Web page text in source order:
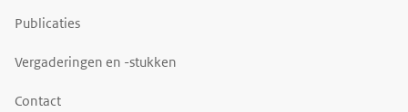
Publicaties
Vergaderingen en -stukken
Contact